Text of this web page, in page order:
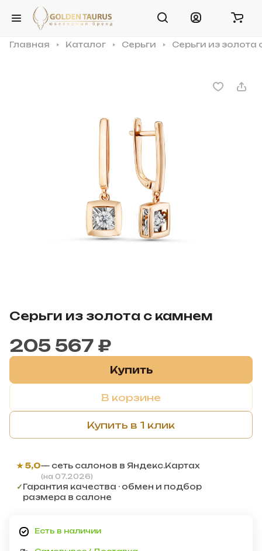
Главная Каталог Серьги Серьги из золота
Серьги из золота с камнем
205 567 ₽
Купить
В корзине
Купить в 1 клик
★ 5,0— сеть салонов в Яндекс.Картах
(на 07.2026)
✓Гарантия качества · обмен и подбор
размера в салоне
Есть в наличии